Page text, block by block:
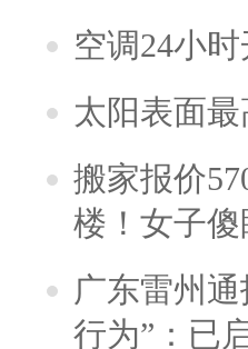
空调24小
太阳表面
搬家报价
楼！女子
广东雷州
行为”：已